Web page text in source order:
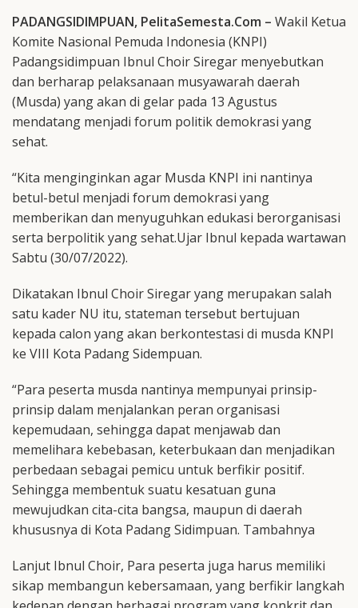
PADANGSIDIMPUAN, PelitaSemesta.Com – Wakil Ketua
Komite Nasional Pemuda Indonesia (KNPI)
Padangsidimpuan Ibnul Choir Siregar menyebutkan
dan berharap pelaksanaan musyawarah daerah
(Musda) yang akan di gelar pada 13 Agustus
mendatang menjadi forum politik demokrasi yang
sehat.
“Kita menginginkan agar Musda KNPI ini nantinya
betul-betul menjadi forum demokrasi yang
memberikan dan menyuguhkan edukasi berorganisasi
serta berpolitik yang sehat.Ujar Ibnul kepada wartawan
Sabtu (30/07/2022).
Dikatakan Ibnul Choir Siregar yang merupakan salah
satu kader NU itu, stateman tersebut bertujuan
kepada calon yang akan berkontestasi di musda KNPI
ke VIII Kota Padang Sidempuan.
“Para peserta musda nantinya mempunyai prinsip-
prinsip dalam menjalankan peran organisasi
kepemudaan, sehingga dapat menjawab dan
memelihara kebebasan, keterbukaan dan menjadikan
perbedaan sebagai pemicu untuk berfikir positif.
Sehingga membentuk suatu kesatuan guna
mewujudkan cita-cita bangsa, maupun di daerah
khususnya di Kota Padang Sidimpuan. Tambahnya
Lanjut Ibnul Choir, Para peserta juga harus memiliki
sikap membangun kebersamaan, yang berfikir langkah